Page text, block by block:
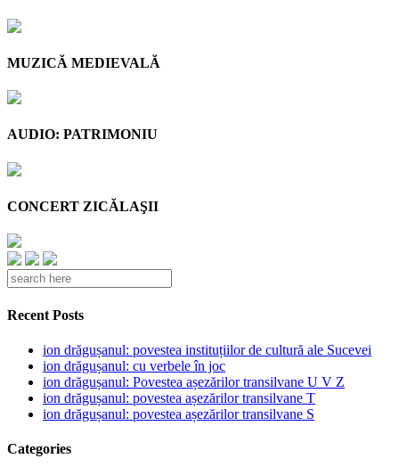
MUZICĂ MEDIEVALĂ
AUDIO: PATRIMONIU
CONCERT ZICĂLAŞII
Recent Posts
ion drăgușanul: povestea instituțiilor de cultură ale Sucevei
ion drăgușanul: cu verbele în joc
ion drăgușanul: Povestea așezărilor transilvane U V Z
ion drăgușanul: povestea așezărilor transilvane T
ion drăgușanul: povestea așezărilor transilvane S
Categories